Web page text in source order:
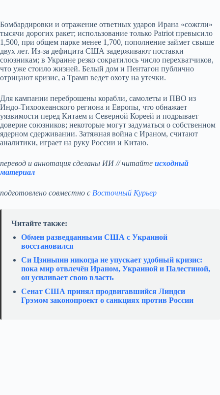
Бомбардировки и отражение ответных ударов Ирана «сожгли»
тысячи дорогих ракет; использование только Patriot превысило
1,500, при общем парке менее 1,700, пополнение займет свыше
двух лет. Из‑за дефицита США задерживают поставки
союзникам; в Украине резко сократилось число перехватчиков,
что уже стоило жизней. Белый дом и Пентагон публично
отрицают кризис, а Трамп ведет охоту на утечки.
Для кампании переброшены корабли, самолеты и ПВО из
Индо‑Тихоокеанского региона и Европы, что обнажает
уязвимости перед Китаем и Северной Кореей и подрывает
доверие союзников; некоторые могут задуматься о собственном
ядерном сдерживании. Затяжная война с Ираном, считают
аналитики, играет на руку России и Китаю.
перевод и аннотация сделаны ИИ // читайте исходный
материал
подготовлено совместно с Восточный Курьер
Читайте также:
Обмен разведданными США с Украиной
восстановился
Си Цзиньпин никогда не упускает удобный кризис:
пока мир отвлечён Ираном, Украиной и Палестиной,
он усиливает свою власть
Сенат США принял продвигавшийся Линдси
Грэмом законопроект о санкциях против России